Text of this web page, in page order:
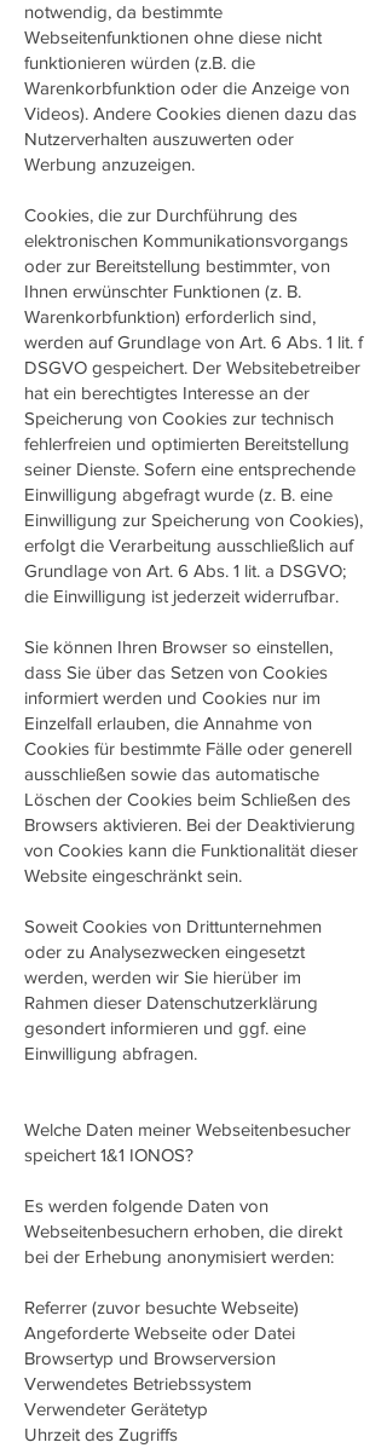
notwendig, da bestimmte
Webseitenfunktionen ohne diese nicht
funktionieren würden (z.B. die
Warenkorbfunktion oder die Anzeige von
Videos). Andere Cookies dienen dazu das
Nutzerverhalten auszuwerten oder
Werbung anzuzeigen.
Cookies, die zur Durchführung des
elektronischen Kommunikationsvorgangs
oder zur Bereitstellung bestimmter, von
Ihnen erwünschter Funktionen (z. B.
Warenkorbfunktion) erforderlich sind,
werden auf Grundlage von Art. 6 Abs. 1 lit. f
DSGVO gespeichert. Der Websitebetreiber
hat ein berechtigtes Interesse an der
Speicherung von Cookies zur technisch
fehlerfreien und optimierten Bereitstellung
seiner Dienste. Sofern eine entsprechende
Einwilligung abgefragt wurde (z. B. eine
Einwilligung zur Speicherung von Cookies),
erfolgt die Verarbeitung ausschließlich auf
Grundlage von Art. 6 Abs. 1 lit. a DSGVO;
die Einwilligung ist jederzeit widerrufbar.
Sie können Ihren Browser so einstellen,
dass Sie über das Setzen von Cookies
informiert werden und Cookies nur im
Einzelfall erlauben, die Annahme von
Cookies für bestimmte Fälle oder generell
ausschließen sowie das automatische
Löschen der Cookies beim Schließen des
Browsers aktivieren. Bei der Deaktivierung
von Cookies kann die Funktionalität dieser
Website eingeschränkt sein.
Soweit Cookies von Drittunternehmen
oder zu Analysezwecken eingesetzt
werden, werden wir Sie hierüber im
Rahmen dieser Datenschutzerklärung
gesondert informieren und ggf. eine
Einwilligung abfragen.
Welche Daten meiner Webseitenbesucher
speichert 1&1 IONOS?
Es werden folgende Daten von
Webseitenbesuchern erhoben, die direkt
bei der Erhebung anonymisiert werden:
Referrer (zuvor besuchte Webseite)
Angeforderte Webseite oder Datei
Browsertyp und Browserversion
Verwendetes Betriebssystem
Verwendeter Gerätetyp
Uhrzeit des Zugriffs